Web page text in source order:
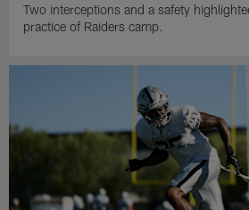
Two interceptions and a safety
practice of Raiders camp.